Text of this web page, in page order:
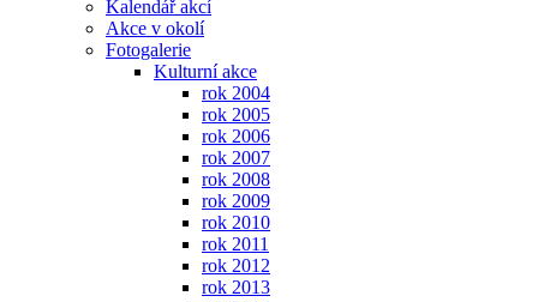
Kalendář akcí
Akce v okolí
Fotogalerie
Kulturní akce
rok 2004
rok 2005
rok 2006
rok 2007
rok 2008
rok 2009
rok 2010
rok 2011
rok 2012
rok 2013